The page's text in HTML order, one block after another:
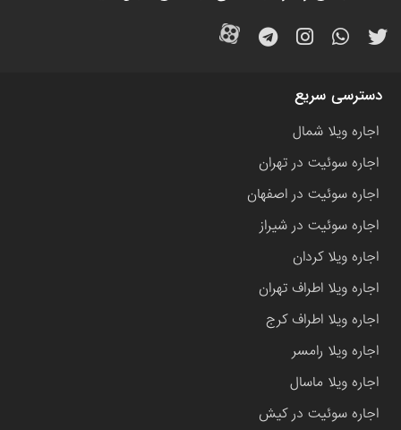
دسترسی سریع
اجاره ویلا شمال
اجاره سوئیت در تهران
اجاره سوئیت در اصفهان
اجاره سوئیت در شیراز
اجاره ویلا کردان
اجاره ویلا اطراف تهران
اجاره ویلا اطراف کرج
اجاره ویلا رامسر
اجاره ویلا ماسال
اجاره سوئیت در کیش